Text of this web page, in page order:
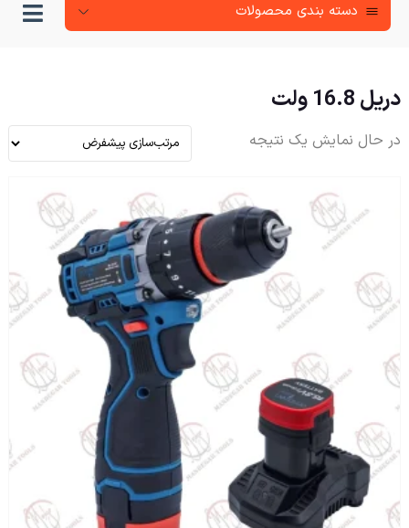
دسته‌ بندی محصولات
دریل 16.8 ولت
در حال نمایش یک نتیجه